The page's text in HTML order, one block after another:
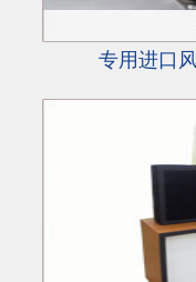
专用进口